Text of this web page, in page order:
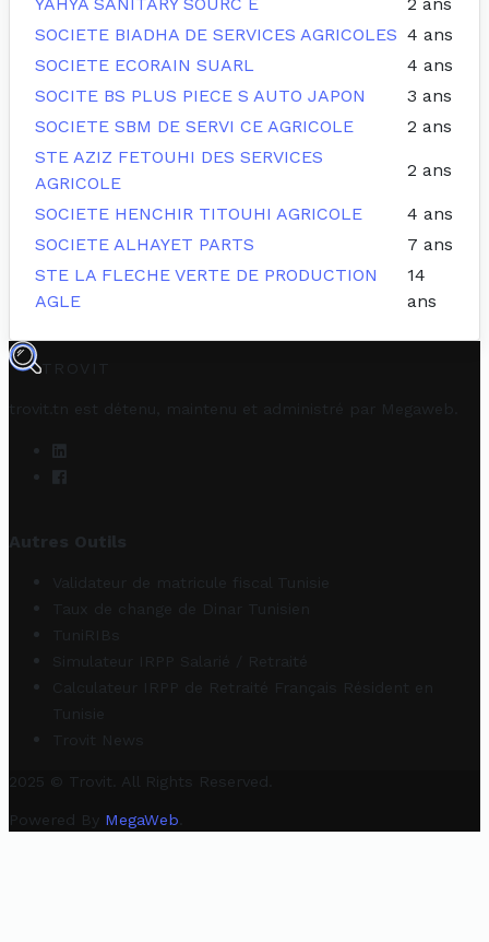
SOCIETE BIADHA DE SERVICES AGRICOLES 4 ans
SOCIETE ECORAIN SUARL
4 ans
SOCITE BS PLUS PIECE S AUTO JAPON
3 ans
SOCIETE SBM DE SERVI CE AGRICOLE
2 ans
STE AZIZ FETOUHI DES SERVICES
AGRICOLE
2 ans
SOCIETE HENCHIR TITOUHI AGRICOLE
4 ans
SOCIETE ALHAYET PARTS
7 ans
STE LA FLECHE VERTE DE PRODUCTION
AGLE
14
ans
TROVIT
trovit.tn est détenu, maintenu et administré par Megaweb
Autres Outils
Validateur de matricule fiscal Tunisie
Taux de change de Dinar Tunisien
TuniRIBs
Simulateur IRPP Salarié / Retraité
Calculateur IRPP de Retraité Français Résident en
Tunisie
Trovit News
2025 © Trovit. All Rights Reserved.
Powered By MegaWeb